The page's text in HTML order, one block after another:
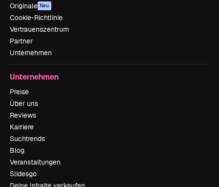
Originale Neu
Cookie-Richtlinie
Vertrauenszentrum
Partner
Unternehmen
Unternehmen
Preise
Über uns
Reviews
Karriere
Suchtrends
Blog
Veranstaltungen
Slidesgo